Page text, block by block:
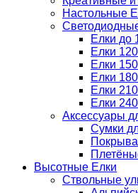
Настольные
Елки до
Елки
Елки
Елки
Елки
Елки
Аксессуары
Сумки
Высотные Елки
Ствольные